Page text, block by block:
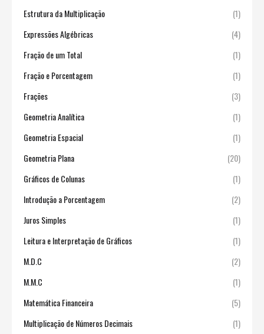
Estrutura da Multiplicação
(1)
Expressões Algébricas
(4)
Fração de um Total
(1)
Fração e Porcentagem
(1)
Frações
(3)
Geometria Analítica
(1)
Geometria Espacial
(1)
Geometria Plana
(20)
Gráficos de Colunas
(1)
Introdução a Porcentagem
(2)
Juros Simples
(1)
Leitura e Interpretação de Gráficos
(1)
M.D.C
(2)
M.M.C
(1)
Matemática Financeira
(5)
Multiplicação de Números Decimais
(1)